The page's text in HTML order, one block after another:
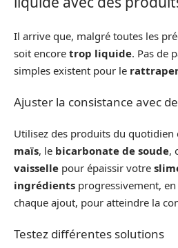
Il arrive que, malgré toutes les
soit encore trop liquide. Pas de
simples existent pour le
Ajuster la consistance avec
Utilisez des produits du quotidien
maïs, le bicarbonate de soude,
vaisselle pour épaissir votre
ingrédients progressivement,
chaque ajout, pour atteindre la
Testez différentes solutions